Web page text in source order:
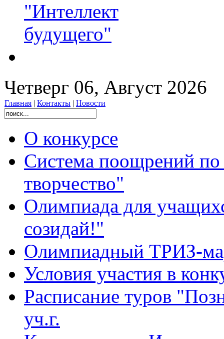
"Интеллект
будущего"
Четверг 06, Август 2026
Главная | Контакты | Новости
О конкурсе
Система поощрений
творчество"
Олимпиада для
созидай!"
Олимпиадный ТРИЗ-
Условия участия в
Расписание туров
уч.г.